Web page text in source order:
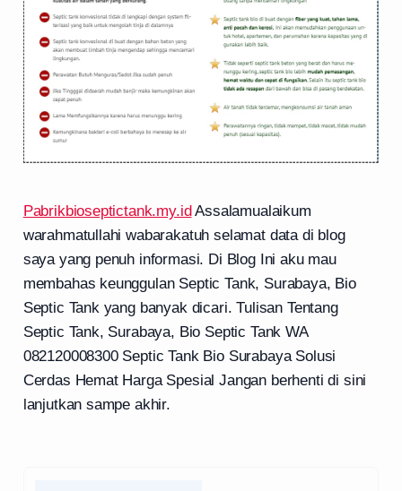
Pabrikbioseptictank.my.idAssalamualaikum
warahmatullahi wabarakatuh selamat data di blog
saya yang penuh informasi. Di Blog Ini aku mau
membahas keunggulan Septic Tank, Surabaya, Bio
Septic Tank yang banyak dicari. Tulisan Tentang
Septic Tank, Surabaya, Bio Septic Tank WA
082120008300 Septic Tank Bio Surabaya Solusi
Cerdas Hemat Harga Spesial Jangan berhenti di sini
lanjutkan sampe akhir.